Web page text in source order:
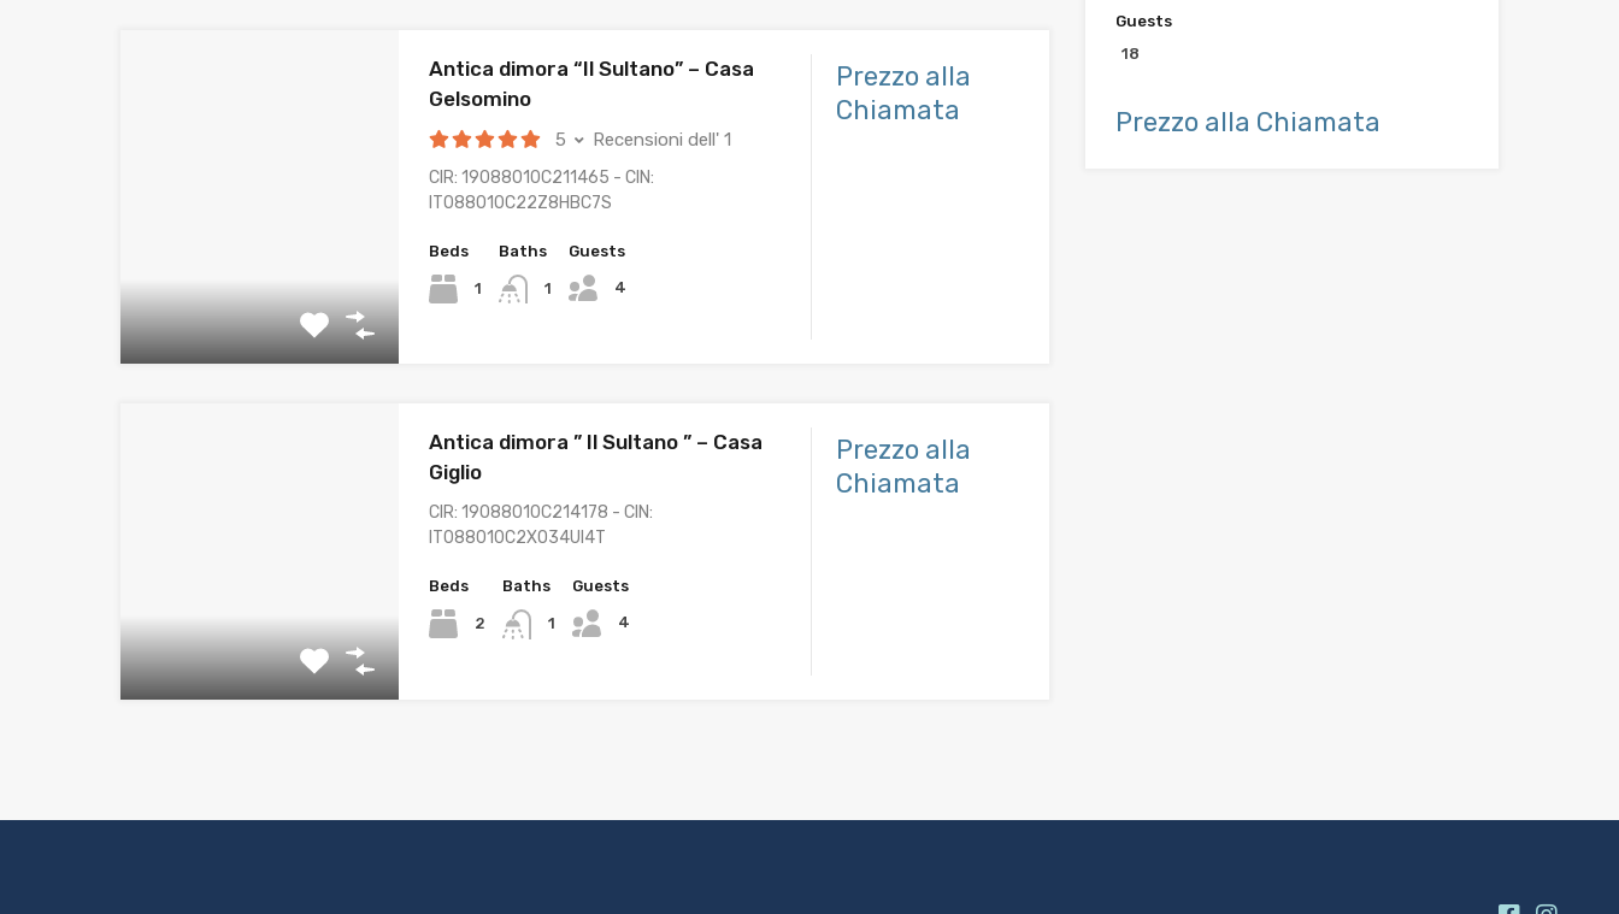
Antica dimora “Il Sultano” – Casa
Gelsomino
5 Recensioni dell' 1
CIR: 19088010C211465 - CIN:
IT088010C22Z8HBC7S
Beds
1
Baths
1
Guests
4
Prezzo alla
Chiamata
Antica dimora ” Il Sultano ” – Casa
Giglio
CIR: 19088010C214178 - CIN:
IT088010C2XO34UI4T
Beds
2
Baths
1
Guests
4
Prezzo alla
Chiamata
Guests
18
Prezzo alla Chiamata